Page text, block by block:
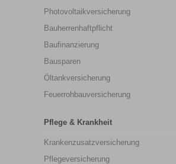
Photovoltaikversicherung
Bauherrenhaftpflicht
Baufinanzierung
Bausparen
Öltankversicherung
Feuerrohbauversicherung
Pflege & Krankheit
Krankenzusatzversicherung
Pflegeversicherung